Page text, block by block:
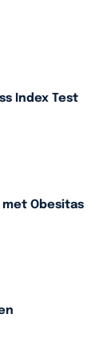
Index Test
met Obesitas